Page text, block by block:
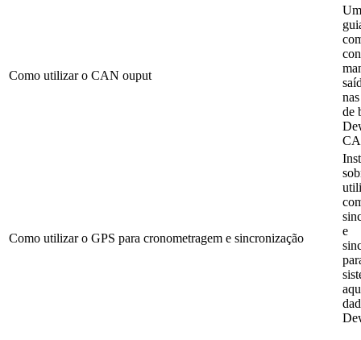
Como utilizar o CAN ouput
de
Como utilizar o GPS para cronometragem e sincronização
e